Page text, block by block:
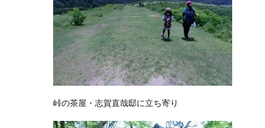
峠の茶屋・志賀直哉邸に立ち寄り